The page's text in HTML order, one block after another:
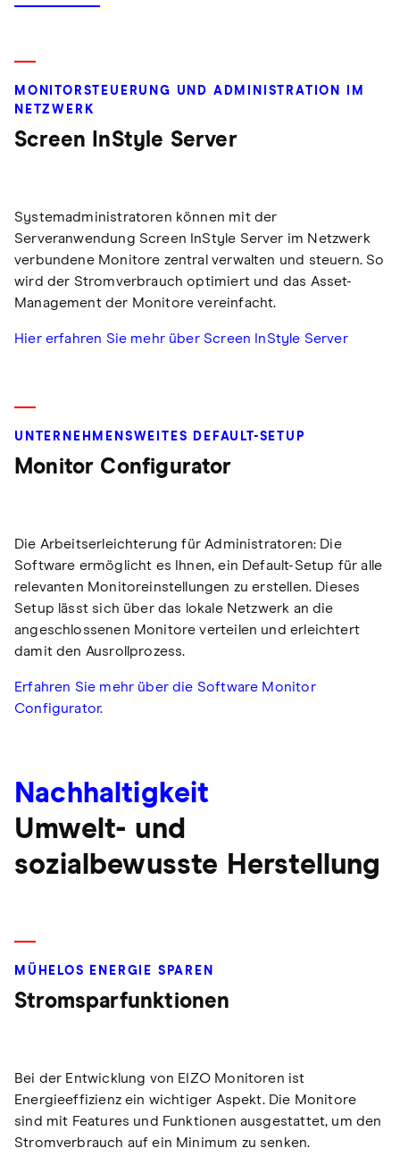
MONITORSTEUERUNG UND ADMINISTRATION IM
NETZWERK
Screen InStyle Server
Systemadministratoren können mit der
Serveranwendung Screen InStyle Server im Netzwerk
verbundene Monitore zentral verwalten und steuern. So
wird der Stromverbrauch optimiert und das Asset-
Management der Monitore vereinfacht.
Hier erfahren Sie mehr über Screen InStyle Server
UNTERNEHMENSWEITES DEFAULT-SETUP
Monitor Configurator
Die Arbeitserleichterung für Administratoren: Die
Software ermöglicht es Ihnen, ein Default-Setup für alle
relevanten Monitoreinstellungen zu erstellen. Dieses
Setup lässt sich über das lokale Netzwerk an die
angeschlossenen Monitore verteilen und erleichtert
damit den Ausrollprozess.
Erfahren Sie mehr über die Software Monitor
Configurator.
Nachhaltigkeit
Umwelt- und
sozialbewusste Herstellung
MÜHELOS ENERGIE SPAREN
Stromsparfunktionen
Bei der Entwicklung von EIZO Monitoren ist
Energieeffizienz ein wichtiger Aspekt. Die Monitore
sind mit Features und Funktionen ausgestattet, um den
Stromverbrauch auf ein Minimum zu senken.